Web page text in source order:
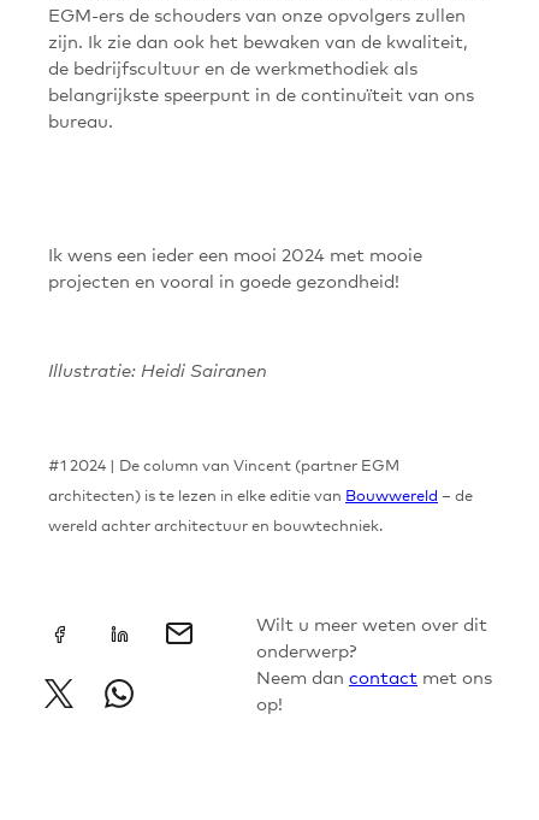
EGM-ers de schouders van onze opvolgers zullen
zijn. Ik zie dan ook het bewaken van de kwaliteit,
de bedrijfscultuur en de werkmethodiek als
belangrijkste speerpunt in de continuïteit van ons
bureau.
Ik wens een ieder een mooi 2024 met mooie
projecten en vooral in goede gezondheid!
Illustratie: Heidi Sairanen
#1 2024 | De column van Vincent (partner EGM
architecten) is te lezen in elke editie van Bouwwereld – de
wereld achter architectuur en bouwtechniek.
Wilt u meer weten over dit
onderwerp?
Neem dancontact met ons
op!